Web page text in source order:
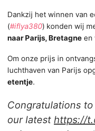
Dankzij het winnen van
(#iflya380) konden wij
naar Parijs, Bretagne en
Om onze prijs in
luchthaven van Parijs
etentje.
Congratulations
our latest https://